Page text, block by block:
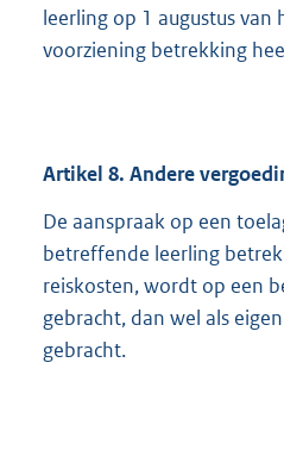
leerling op 1 augustus
voorziening betrekking
Artikel 8. Andere
De aanspraak op een
betreffende leerling
reiskosten, wordt op een
gebracht, dan wel als
gebracht.